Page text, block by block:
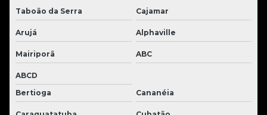
Taboão da Serra Cajamar
Arujá Alphaville
Mairiporã ABC
ABCD
Bertioga
Cananéia